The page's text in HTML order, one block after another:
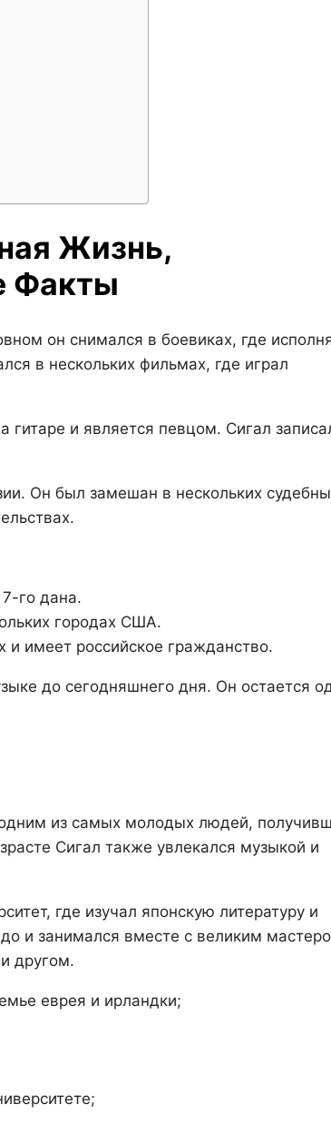
Жизнь,
Факты
он снимался в боевиках, где
в нескольких фильмах, где играл
гитаре и является певцом. Сигал
Он был замешан в нескольких
го дана.
городах США.
и имеет российское гражданство.
до сегодняшнего дня. Он остается
одним из самых молодых людей,
Сигал также увлекался музыкой и
где изучал японскую литературу и
и занимался вместе с великим
другом.
еврея и ирландки;